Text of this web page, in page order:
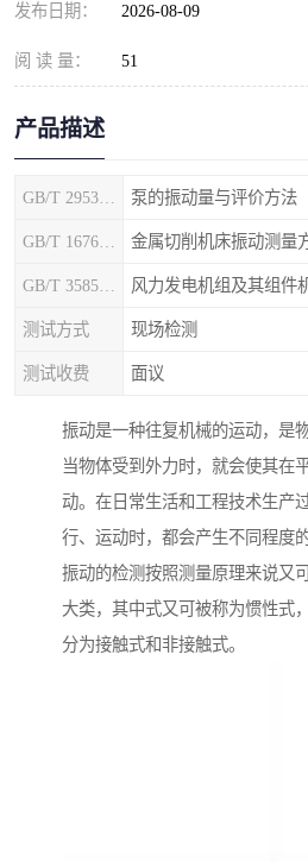
发布日期： 2026-08-09
阅 读 量： 51
产品描述
泵的振动量与评价方法
金属切削机床振动测量
风力发电机组及其组件
测试方式 现场检测
测试收费 面议
振动是一种往复机械的运动，是
当物体受到外力时，就会使其在
动。在日常生活和工程技术生产
行、运动时，都会产生不同程度的
振动的检测按照测量原理来说又
大类，其中式又可被称为惯性式
分为接触式和非接触式。